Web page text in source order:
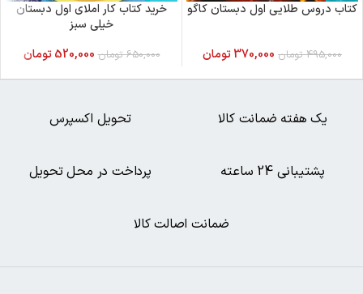
کتاب دروس طلایی اول دبستان کاگو
495,000 تومان 370,000تومان
خرید کتاب کار املای اول دبستان
خیلی سبز
650,000 تومان 520,000 تومان
ضمانت اصالت کالا
پرداخت در محل تحویل پشتیبانی 24 ساعته
تحویل اکسپرس یک هفته ضمانت کالا